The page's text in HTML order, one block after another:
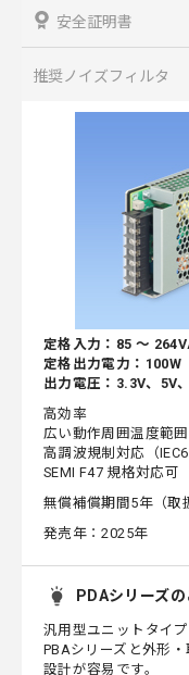
安全証明書
推奨ノイズフィルタ
定格入力：85 ～
定格出力電力：100W
出力電圧：3.3V、5V
高効率
広い動作周囲温度範囲
高調波規制対応（
SEMI F47 規格対応可
無償補償期間5年（取
発売年：2025年
PDAシリーズ
汎用型ユニットタイプ
PBAシリーズと外形
設計が容易です。